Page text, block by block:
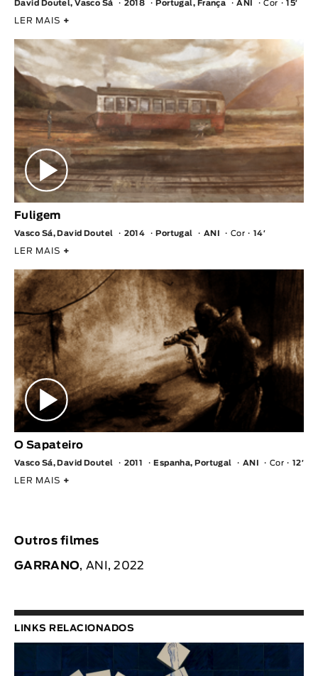
David Doutel, Vasco Sá 2018 Portugal, França ANI Cor 15′
LER MAIS +
Fuligem
Vasco Sá, David Doutel 2014 Portugal ANI Cor 14′
LER MAIS +
O Sapateiro
Vasco Sá, David Doutel 2011 Espanha, Portugal ANI Cor 12′
LER MAIS +
Outros filmes
GARRANO, ANI, 2022
LINKS RELACIONADOS